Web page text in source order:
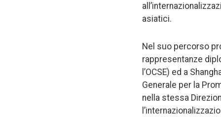
asiatici.
Nel suo percorso
rappresentanze
l’OCSE) ed a
Generale per la
nella stessa